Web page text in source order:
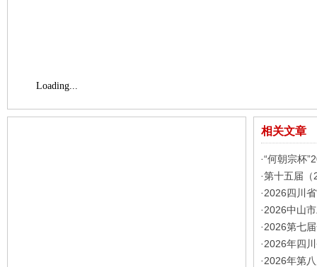
Loading...
相关文章
·“何朝宗杯
·第十五届
· 2026四川
· 2026中山
· 2026第七
· 2026年四
· 2026年第